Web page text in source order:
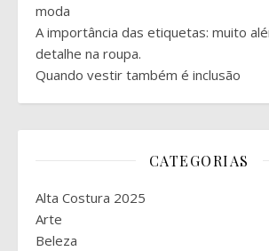
moda
A importância das etiquetas: muito
detalhe na roupa.
Quando vestir também é inclusão
CATEGORIAS
Alta Costura 2025
Arte
Beleza